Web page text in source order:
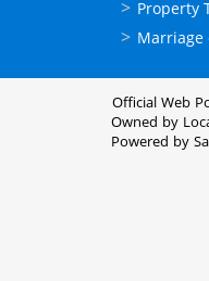
Property
Marriage
Official Web
Owned by
Powered by